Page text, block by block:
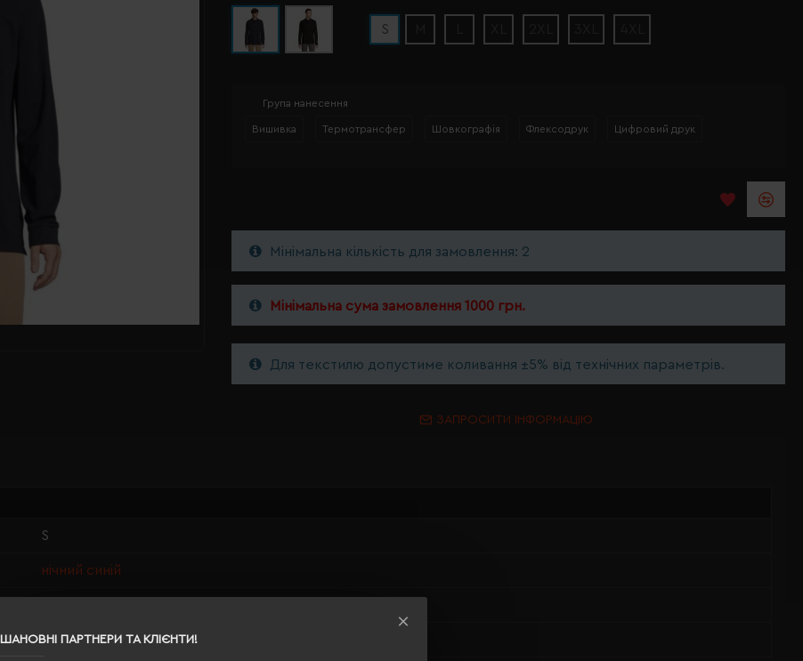
ШАНОВНІ ПАРТНЕРИ ТА КЛІЄНТИ!
S
Група нанесення
Вишивка Термотрансфер Шовкографія Флексодрук Цифровий друк
Мінімальна кількість для замовлення: 2
Мінімальна сума замовлення 1000 грн.
Для текстилю допустиме коливання ±5% від технічних параметрів.
ЗАПРОСИТИ ІНФОРМАЦІЮ
S
нічний синій
чоловіча